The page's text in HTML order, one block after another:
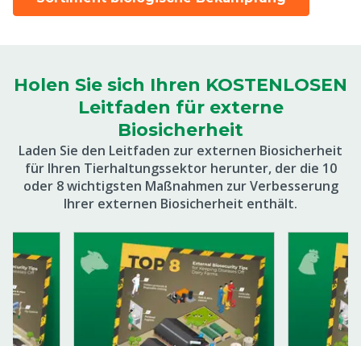
Holen Sie sich Ihren KOSTENLOSEN
Leitfaden für externe
Biosicherheit
Laden Sie den Leitfaden zur externen Biosicherheit
für Ihren Tierhaltungssektor herunter, der die 10
oder 8 wichtigsten Maßnahmen zur Verbesserung
Ihrer externen Biosicherheit enthält.